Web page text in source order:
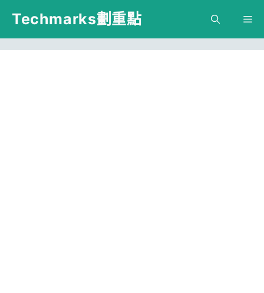
跳
主
Techmarks劃重點